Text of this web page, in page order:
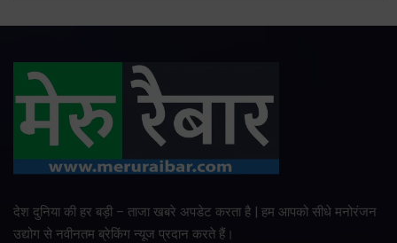
देश दुनिया की हर बड़ी – ताजा खबरे अपडेट करता है | हम आपको सीधे मनोरंजन
उद्योग से नवीनतम ब्रेकिंग न्यूज प्रदान करते हैं।